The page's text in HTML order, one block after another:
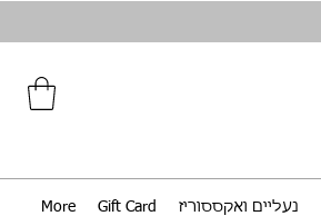
נעליים ואקססוריז Gift Card
More